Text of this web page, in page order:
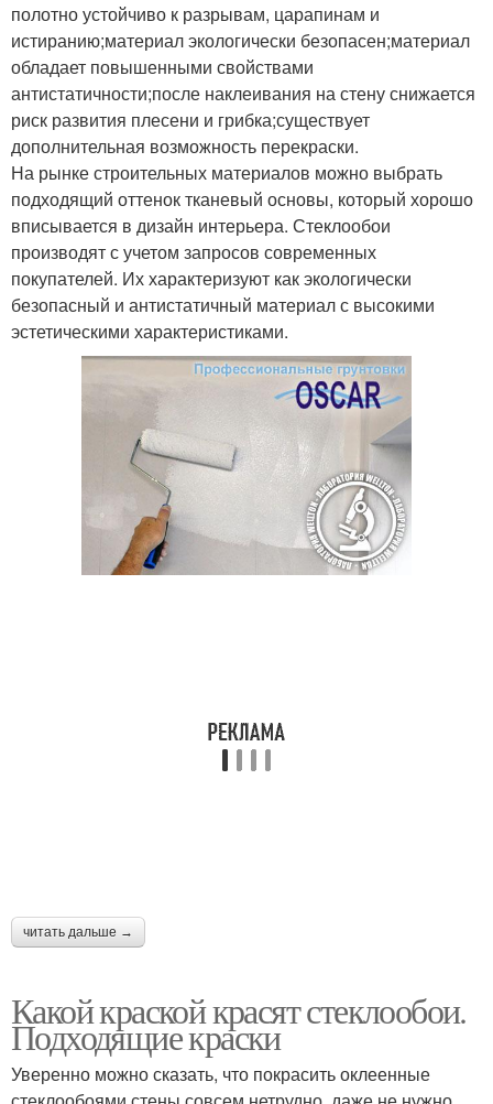
полотно устойчиво к разрывам, царапинам и
истиранию;материал экологически безопасен;материал
обладает повышенными свойствами
антистатичности;после наклеивания на стену снижается
риск развития плесени и грибка;существует
дополнительная возможность перекраски.
На рынке строительных материалов можно выбрать
подходящий оттенок тканевый основы, который хорошо
вписывается в дизайн интерьера. Стеклообои
производят с учетом запросов современных
покупателей. Их характеризуют как экологически
безопасный и антистатичный материал с высокими
эстетическими характеристиками.
читать дальше →
Какой краской красят стеклообои.
Подходящие краски
Уверенно можно сказать, что покрасить оклеенные